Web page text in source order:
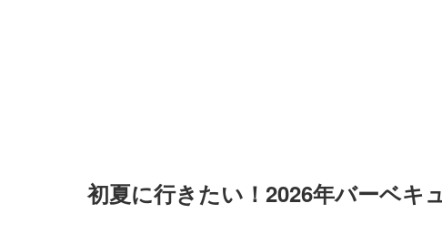
初夏に行きたい！2026年バーベキ